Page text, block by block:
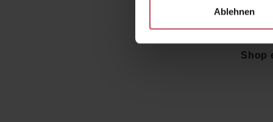
Ablehnen
Shop